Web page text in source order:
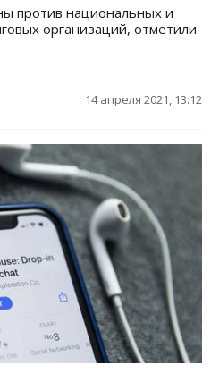
против национальных и
организаций, отметили
14 апреля 2021, 13:12